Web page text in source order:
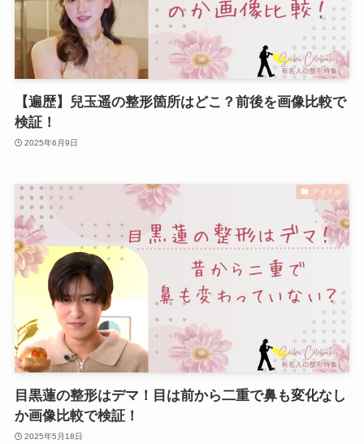
【遍歴】兒玉遥の整形箇所はどこ？前後を画像比較で
検証！
2025年6月9日
アイドル
目黒蓮の整形はデマ！目は前から二重で鼻も変化なし
か画像比較で検証！
2025年5月18日